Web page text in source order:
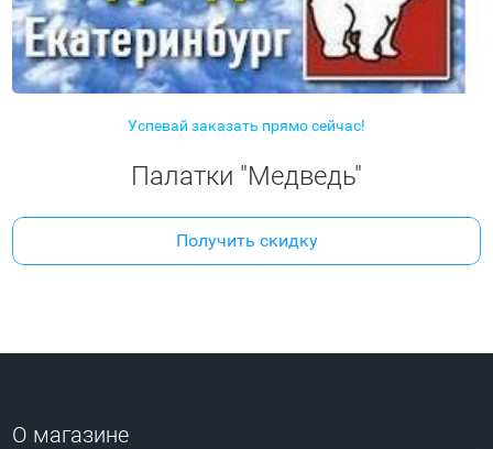
Успевай заказать прямо сейчас!
Палатки "Медведь"
Получить скидку
О магазине